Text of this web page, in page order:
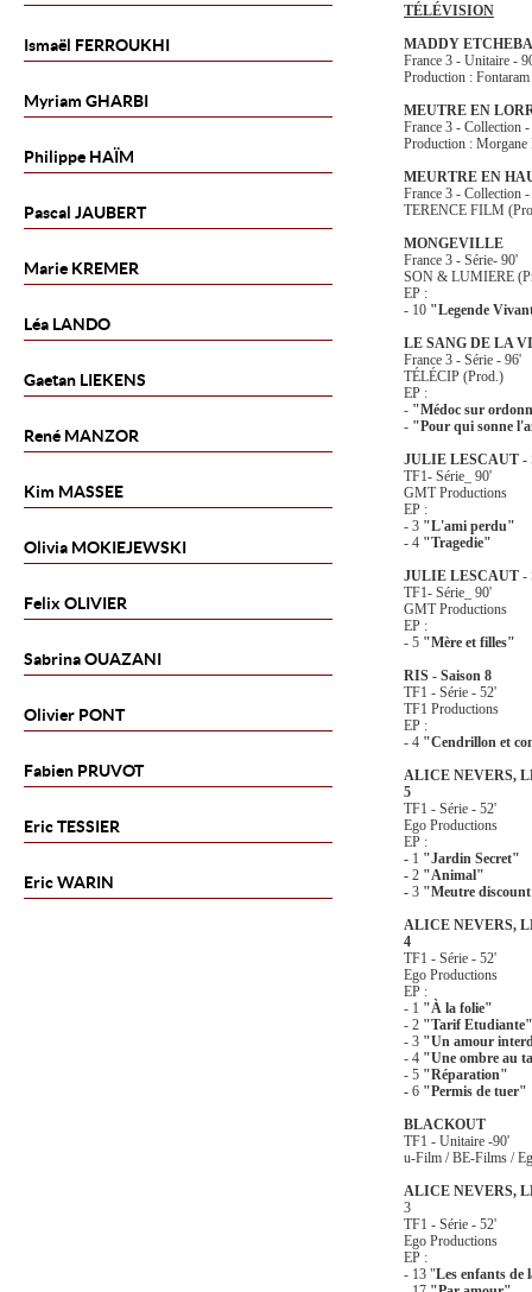
Ismaël FERROUKHI
Myriam GHARBI
Philippe HAÏM
Pascal JAUBERT
Marie KREMER
Léa LANDO
Gaetan LIEKENS
René MANZOR
Kim MASSEE
Olivia MOKIEJEWSKI
Felix OLIVIER
SabrinaOUAZANI
Olivier PONT
Fabien PRUVOT
EricTESSIER
EricWARIN
TÉLÉVISION
MADDY
France 3 - Unitaire -
Production :
MEUTRE EN
France 3 - Collection
Production : Morgane
MEURTRE EN
France 3 - Collection
TERENCE FILM
MONGEVILLE
France 3 - Série- 90'
SON & LUMIERE
EP :
- 10 "Legende
LE SANG DE LA
France 3 - Série - 96'
TÉLÉCIP (Prod.)
EP :
- "Médoc sur
- "Pour qui sonne
JULIE LESCAUT -
TF1- Série_ 90'
GMT Productions
EP :
- 3 "L'ami perdu"
- 4 "Tragedie"
JULIE LESCAUT -
TF1- Série_ 90'
GMT Productions
EP :
- 5 "Mère et filles"
RIS - Saison 8
TF1 - Série - 52'
TF1 Productions
EP :
- 4 "Cendrillon et
ALICE NEVERS,
5
TF1 - Série - 52'
Ego Productions
EP :
- 1 "Jardin Secret"
- 2 "Animal"
- 3 "Meutre
ALICE NEVERS,
4
TF1 - Série - 52'
Ego Productions
EP :
- 1 "À la folie"
- 2 "Tarif Etudiante"
- 3 "Un amour
- 4 "Une ombre au
- 5 "Réparation"
- 6 "Permis de tuer"
BLACKOUT
TF1 - Unitaire -90'
u-Film / BE-Films /
ALICE NEVERS,
3
TF1 - Série - 52'
Ego Productions
EP :
- 13 "Les enfants de